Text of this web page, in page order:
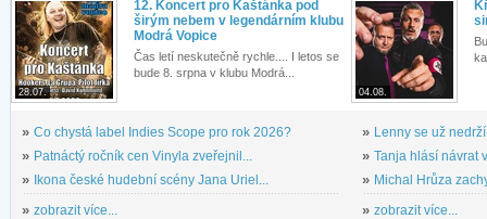
28.07.
12. Koncert pro Kaštánka pod
širým nebem v legendárním klubu
Modrá Vopice
Čas letí neskutečně rychle.... I letos se
bude 8. srpna v klubu Modrá...
» Co chystá label Indies Scope pro rok 2026?
» Patnáctý ročník cen Vinyla zveřejnil...
» Ikona české hudební scény Jana Uriel...
» zobrazit více...
04.08.
» Lenny se už
» Tanja hlásí návrat
» Michal Hrůza
» zobrazit více...